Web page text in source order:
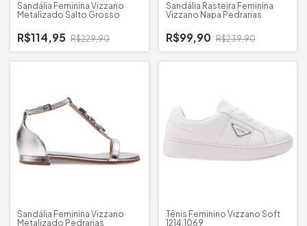
Sandália Feminina Vizzano
Metalizado Salto Grosso
R$114,95 R$229,90
Sandália Rasteira Feminina
Vizzano Napa Pedrarias
R$99,90 R$239,90
Sandália Feminina Vizzano
Metalizado Pedrarias
Tênis Feminino Vizzano Soft
1214.1069